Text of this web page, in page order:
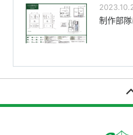
制作部